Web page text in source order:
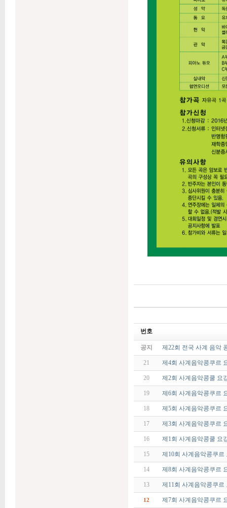
번호
공지 제22회 전국 사계 음악
21 제4회 사계음악콩쿠르
20 제2회 사계음악콩쿨 요
19 제6회 사계음악콩쿠르
18 제5회 사계음악콩쿠르
17 제3회 사계음악콩쿠르
16 제1회 사계음악콩쿨 요
15 제10회 사계음악콩쿠르
14 제8회 사계음악콩쿠르
13 제11회 사계음악콩쿠르
12 제7회 사계음악콩쿠르